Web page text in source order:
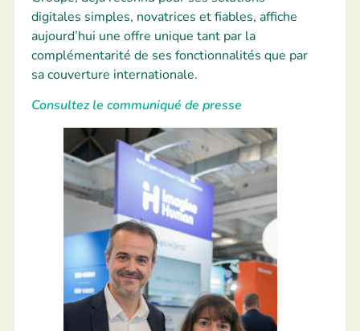
digitales simples, novatrices et fiables, affiche
aujourd’hui une offre unique tant par la
complémentarité de ses fonctionnalités que par
sa couverture internationale.
Consultez le communiqué de presse